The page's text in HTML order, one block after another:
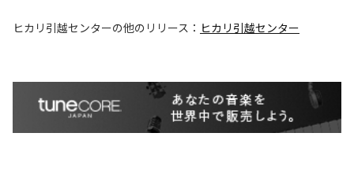
ヒカリ引越センターの他のリリース： ヒカリ引越センター